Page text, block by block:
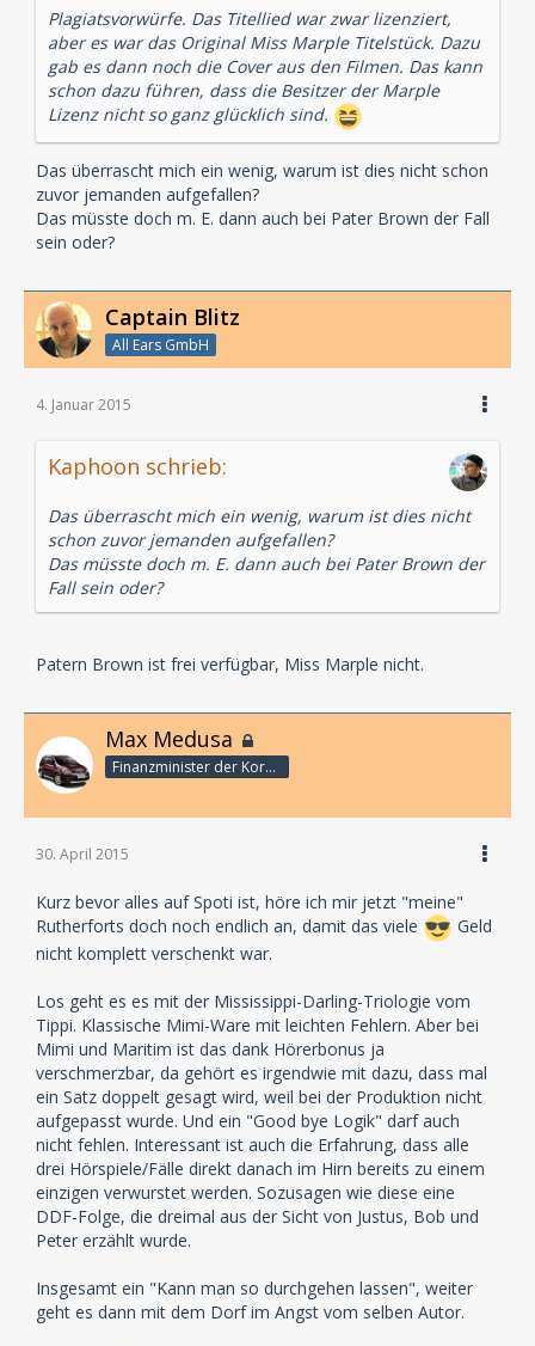
Plagiatsvorwürfe. Das Titellied war zwar lizenziert,
aber es war das Original Miss Marple Titelstück. Dazu
gab es dann noch die Cover aus den Filmen. Das kann
schon dazu führen, dass die Besitzer der Marple
Lizenz nicht so ganz glücklich sind.
Das überrascht mich ein wenig, warum ist dies nicht schon
zuvor jemanden aufgefallen?
Das müsste doch m. E. dann auch bei Pater Brown der Fall
sein oder?
Captain Blitz
All Ears GmbH
4. Januar 2015
Kaphoon schrieb:
Das überrascht mich ein wenig, warum ist dies nicht
schon zuvor jemanden aufgefallen?
Das müsste doch m. E. dann auch bei Pater Brown der
Fall sein oder?
Patern Brown ist frei verfügbar, Miss Marple nicht.
Max Medusa
Finanzminister der Korporation
30. April 2015
Kurz bevor alles auf Spoti ist, höre ich mir jetzt "meine"
Rutherforts doch noch endlich an, damit das viele
Geld
nicht komplett verschenkt war.
Los geht es es mit der Mississippi-Darling-Triologie vom
Tippi. Klassische Mimi-Ware mit leichten Fehlern. Aber bei
Mimi und Maritim ist das dank Hörerbonus ja
verschmerzbar, da gehört es irgendwie mit dazu, dass mal
ein Satz doppelt gesagt wird, weil bei der Produktion nicht
aufgepasst wurde. Und ein "Good bye Logik" darf auch
nicht fehlen. Interessant ist auch die Erfahrung, dass alle
drei Hörspiele/Fälle direkt danach im Hirn bereits zu einem
einzigen verwurstet werden. Sozusagen wie diese eine
DDF-Folge, die dreimal aus der Sicht von Justus, Bob und
Peter erzählt wurde.
Insgesamt ein "Kann man so durchgehen lassen", weiter
geht es dann mit dem Dorf im Angst vom selben Autor.